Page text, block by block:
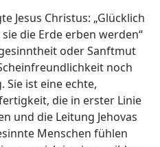
Jesus Christus: „Glücklich
die Erde erben werden“
oder Sanftmut
noch
Sie ist eine echte,
die in erster Linie
und die Leitung Jehovas
Menschen fühlen